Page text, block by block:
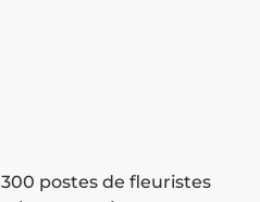
postes de fleuristes